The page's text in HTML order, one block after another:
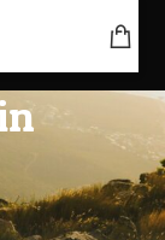
yang baru